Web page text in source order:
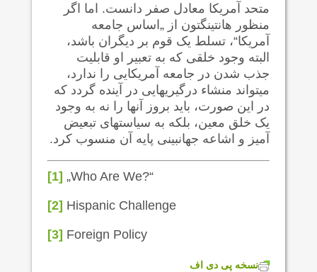
متحد آمریکا معادل صفر دانست. اما اگر
منظور هانتینگتون از „اساس جامعه
آمریکا“، تسلط یک قوم بر دیگران باشد،
البته وجود خلقی که به تعبیر او قابلیت
جذب شدن در جامعه آمریکایی را ندارد،
می‍تواند منشاء درگیریهایی در آینده گردد که
در این صورت، باید بروز آنها را نه به وجود
یک خلق معین، بلکه به سیاستهای تبعیض
آمیز و اشاعه جهان‍بینی پایه آن منسوب کرد.
[1] „Who Are We?“
[2] Hispanic Challenge
[3] Foreign Policy
نسخه پی دی اف